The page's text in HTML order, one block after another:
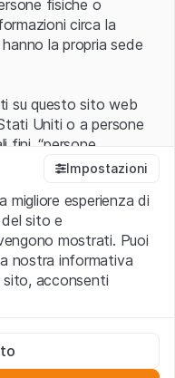
20 righe
fisiche o
circa la
la propria sede
su questo sito web
Uniti o a persone
fini, “persone
ad esse ascritto
negli Stati Uniti
altre forme societarie
legali
il “Sito”) si dichiara
di utilizzo ivi rese
Impostazioni
migliore esperienza di
sito e
mostrati. Puoi
nostra informativa
acconsenti
del sito